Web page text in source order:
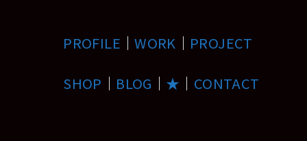
PROFILE ｜WORK ｜ PROJECT
SHOP ｜ BLOG ｜ ★ ｜ CONTACT